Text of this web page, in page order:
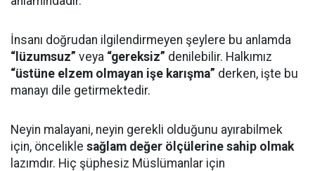
İnsanı doğrudan ilgilendirmeyen şeylere bu anlamda
“lüzumsuz” veya “gereksiz” denilebilir. Halkımız
“üstüne elzem olmayan işe karışma” derken, işte bu
manayı dile getirmektedir.
Neyin malayani, neyin gerekli olduğunu ayırabilmek
için, öncelikle sağlam değer ölçülerine sahip olmak
lazımdır. Hiç şüphesiz Müslümanlar için